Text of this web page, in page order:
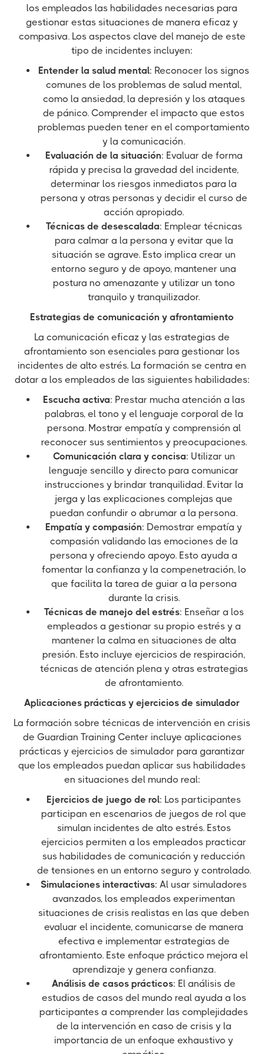
los empleados las habilidades necesarias para
gestionar estas situaciones de manera eficaz y
compasiva. Los aspectos clave del manejo de este
tipo de incidentes incluyen:
Entender la salud mental: Reconocer los signos
comunes de los problemas de salud mental,
como la ansiedad, la depresión y los ataques
de pánico. Comprender el impacto que estos
problemas pueden tener en el comportamiento
y la comunicación.
Evaluación de la situación: Evaluar de forma
rápida y precisa la gravedad del incidente,
determinar los riesgos inmediatos para la
persona y otras personas y decidir el curso de
acción apropiado.
Técnicas de desescalada: Emplear técnicas
para calmar a la persona y evitar que la
situación se agrave. Esto implica crear un
entorno seguro y de apoyo, mantener una
postura no amenazante y utilizar un tono
tranquilo y tranquilizador.
Estrategias de comunicación y afrontamiento
La comunicación eficaz y las estrategias de
afrontamiento son esenciales para gestionar los
incidentes de alto estrés. La formación se centra en
dotar a los empleados de las siguientes habilidades:
Escucha activa: Prestar mucha atención a las
palabras, el tono y el lenguaje corporal de la
persona. Mostrar empatía y comprensión al
reconocer sus sentimientos y preocupaciones.
Comunicación clara y concisa: Utilizar un
lenguaje sencillo y directo para comunicar
instrucciones y brindar tranquilidad. Evitar la
jerga y las explicaciones complejas que
puedan confundir o abrumar a la persona.
Empatía y compasión: Demostrar empatía y
compasión validando las emociones de la
persona y ofreciendo apoyo. Esto ayuda a
fomentar la confianza y la compenetración, lo
que facilita la tarea de guiar a la persona
durante la crisis.
Técnicas de manejo del estrés: Enseñar a los
empleados a gestionar su propio estrés y a
mantener la calma en situaciones de alta
presión. Esto incluye ejercicios de respiración,
técnicas de atención plena y otras estrategias
de afrontamiento.
Aplicaciones prácticas y ejercicios de simulador
La formación sobre técnicas de intervención en crisis
de Guardian Training Center incluye aplicaciones
prácticas y ejercicios de simulador para garantizar
que los empleados puedan aplicar sus habilidades
en situaciones del mundo real:
Ejercicios de juego de rol: Los participantes
participan en escenarios de juegos de rol que
simulan incidentes de alto estrés. Estos
ejercicios permiten a los empleados practicar
sus habilidades de comunicación y reducción
de tensiones en un entorno seguro y controlado.
Simulaciones interactivas: Al usar simuladores
avanzados, los empleados experimentan
situaciones de crisis realistas en las que deben
evaluar el incidente, comunicarse de manera
efectiva e implementar estrategias de
afrontamiento. Este enfoque práctico mejora el
aprendizaje y genera confianza.
Análisis de casos prácticos: El análisis de
estudios de casos del mundo real ayuda a los
participantes a comprender las complejidades
de la intervención en caso de crisis y la
importancia de un enfoque exhaustivo y